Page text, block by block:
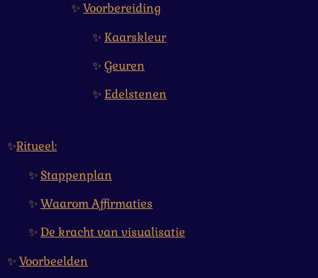
✨ Voorbereiding
✨ Kaarskleur
✨ Geuren
✨ Edelstenen
✨Ritueel:
✨ Stappenplan
✨ Waarom Affirmaties
✨ De kracht van visualisatie
✨ Voorbeelden